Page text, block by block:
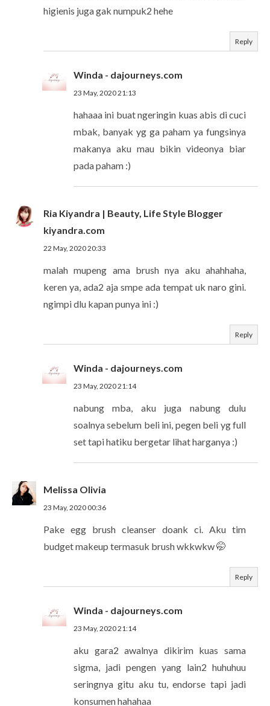
higienis juga gak numpuk2 hehe
Reply
Winda - dajourneys.com
23 May, 2020 21:13
hahaaa ini buat ngeringin kuas abis di cuci
mbak, banyak yg ga paham ya fungsinya
makanya aku mau bikin videonya biar
pada paham :)
Ria Kiyandra | Beauty, Life Style Blogger
kiyandra.com
22 May, 2020 20:33
malah mupeng ama brush nya aku ahahhaha,
keren ya, ada2 aja smpe ada tempat uk naro gini.
ngimpi dlu kapan punya ini :)
Reply
Winda - dajourneys.com
23 May, 2020 21:14
nabung mba, aku juga nabung dulu
soalnya sebelum beli ini, pegen beli yg full
set tapi hatiku bergetar lihat harganya :)
Melissa Olivia
23 May, 2020 00:36
Pake egg brush cleanser doank ci. Aku tim
budget makeup termasuk brush wkkwkw 🤭
Reply
Winda - dajourneys.com
23 May, 2020 21:14
aku gara2 awalnya dikirim kuas sama
sigma, jadi pengen yang lain2 huhuhuu
seringnya gitu aku tu, endorse tapi jadi
konsumen hahahaa